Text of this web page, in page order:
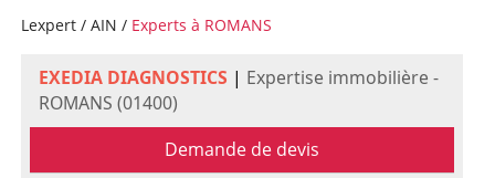
Lexpert/ AIN / Experts à ROMANS
EXEDIA DIAGNOSTICS | Expertise immobilière -
ROMANS (01400)
Demande de devis